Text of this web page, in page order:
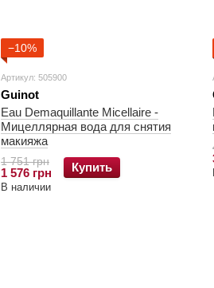
−10%
Артикул: 505900
Guinot
Eau Demaquillante Micellaire -
Мицеллярная вода для снятия
макияжа
1 751 грн
1 576 грн Купить
В наличии